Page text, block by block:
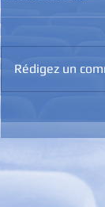
Rédigez un